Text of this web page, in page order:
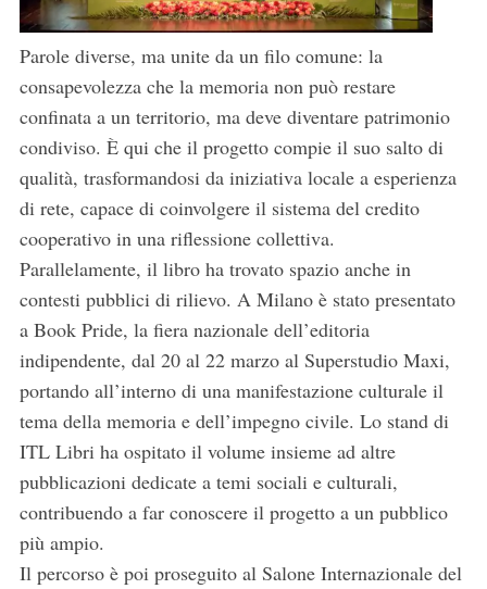
Parole diverse, ma unite da un filo comune: la
consapevolezza che la memoria non può restare
confinata a un territorio, ma deve diventare patrimonio
condiviso. È qui che il progetto compie il suo salto di
qualità, trasformandosi da iniziativa locale a esperienza
di rete, capace di coinvolgere il sistema del credito
cooperativo in una riflessione collettiva.
Parallelamente, il libro ha trovato spazio anche in
contesti pubblici di rilievo. A Milano è stato presentato
a Book Pride, la fiera nazionale dell’editoria
indipendente, dal 20 al 22 marzo al Superstudio Maxi,
portando all’interno di una manifestazione culturale il
tema della memoria e dell’impegno civile. Lo stand di
ITL Libri ha ospitato il volume insieme ad altre
pubblicazioni dedicate a temi sociali e culturali,
contribuendo a far conoscere il progetto a un pubblico
più ampio.
Il percorso è poi proseguito al Salone Internazionale del
S
e